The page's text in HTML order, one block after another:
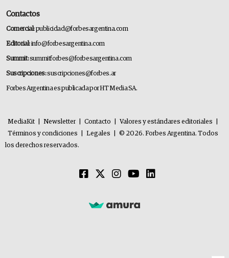
Contactos
Comercial:publicidad@forbesargentina.com
Editorial:info@forbesargentina.com
Summit:summitforbes@forbesargentina.com
Suscripciones:suscripciones@forbes.ar
Forbes Argentina es publicada por HT Media SA.
MediaKit Newsletter Contacto Valores y estándares editoriales
Términos y condiciones
Legales
© 2026. Forbes Argentina. Todos
los derechos reservados.